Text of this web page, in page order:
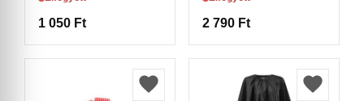
1 050 Ft 2 790 Ft